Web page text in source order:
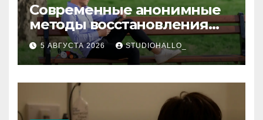
Современные анонимные
методы восстановления
при алкогольной
зависимости и
персональный подход
5 АВГУСТА 2026 STUDIOHALLO_